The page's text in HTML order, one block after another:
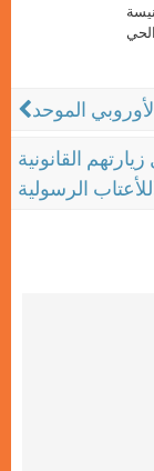
الموحد
القانونية
للأعتاب الرسولية